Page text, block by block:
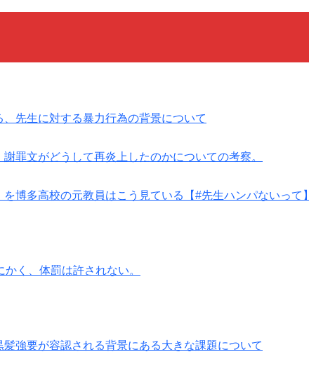
先生に対する暴力行為の背景について
謝罪文がどうして再炎上したのかについての考察。
を博多高校の元教員はこう見ている【#先生ハンパないって】
かく、体罰は許されない。
髪強要が容認される背景にある大きな課題について